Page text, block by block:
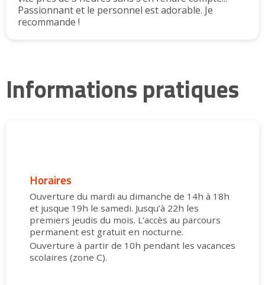
Passionnant et le personnel est adorable. Je
recommande !
Informations pratiques
Horaires
Ouverture du mardi au dimanche de 14h à 18h
et jusque 19h le samedi. Jusqu’à 22h les
premiers jeudis du mois. L’accès au parcours
permanent est gratuit en nocturne.
Ouverture à partir de 10h pendant les vacances
scolaires (zone C).